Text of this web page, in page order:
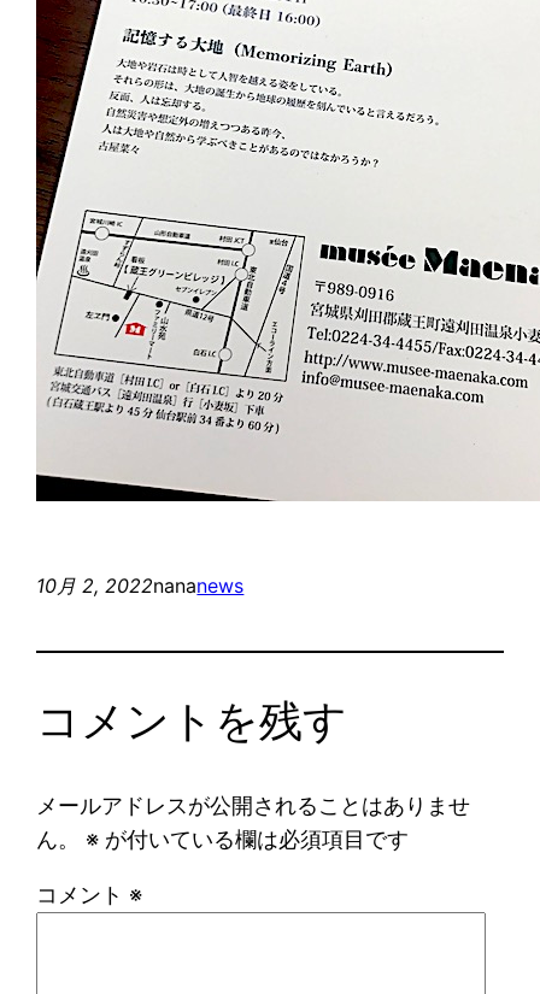
10月 2, 2022nananews
コメントを残す
メールアドレスが公開されることはありませ
ん。
※ が付いている欄は必須項目です
コメント ※